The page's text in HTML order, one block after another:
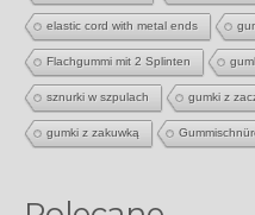
elastic cord with metal ends
Flachgummi mit 2 Splinten
sznurki w szpulach gumki z
gumki z zakuwką